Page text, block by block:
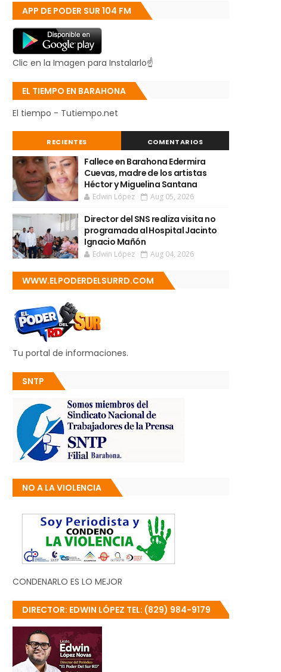
APP DE PODER SUR 104 FM
Clic en la Imagen para Instalarlo☝
EL TIEMPO EN BARAHONA
El tiempo - Tutiempo.net
RECIENTES COMENTARIOS
Fallece en Barahona Edermira
Cuevas, madre de los artistas
Héctor y Miguelina Santana
Edwin López Aug 05, 2026
Director del SNS realiza visita no
programada al Hospital Jacinto
Ignacio Mañón
Edwin López Aug 04, 2026
WWW.ELPODERDELSURRD.COM
Tu portal de informaciones.
SNTP
NO A LA VIOLENCIA
CONDENARLO ES LO MEJOR
DIRECTOR: EDWIN LÓPEZ TEL: (829) 984-9179